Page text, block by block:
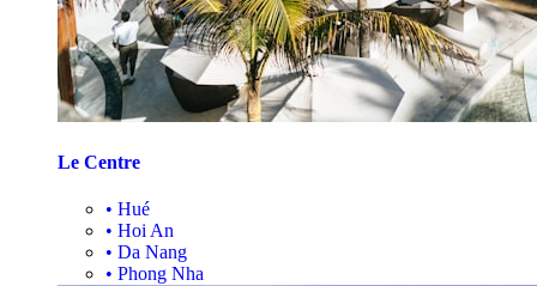
Le Centre
• Hué
• Hoi An
• Da Nang
• Phong Nha